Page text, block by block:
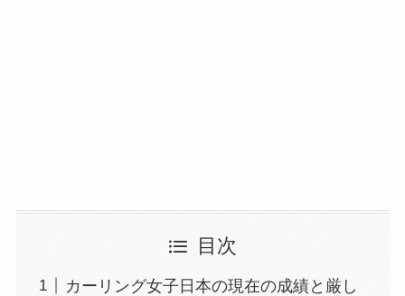
目次
カーリング女子日本の現在の成績と厳し